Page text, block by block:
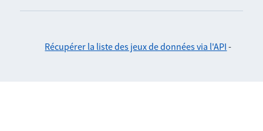
Récupérer la liste des jeux de données via l'API -